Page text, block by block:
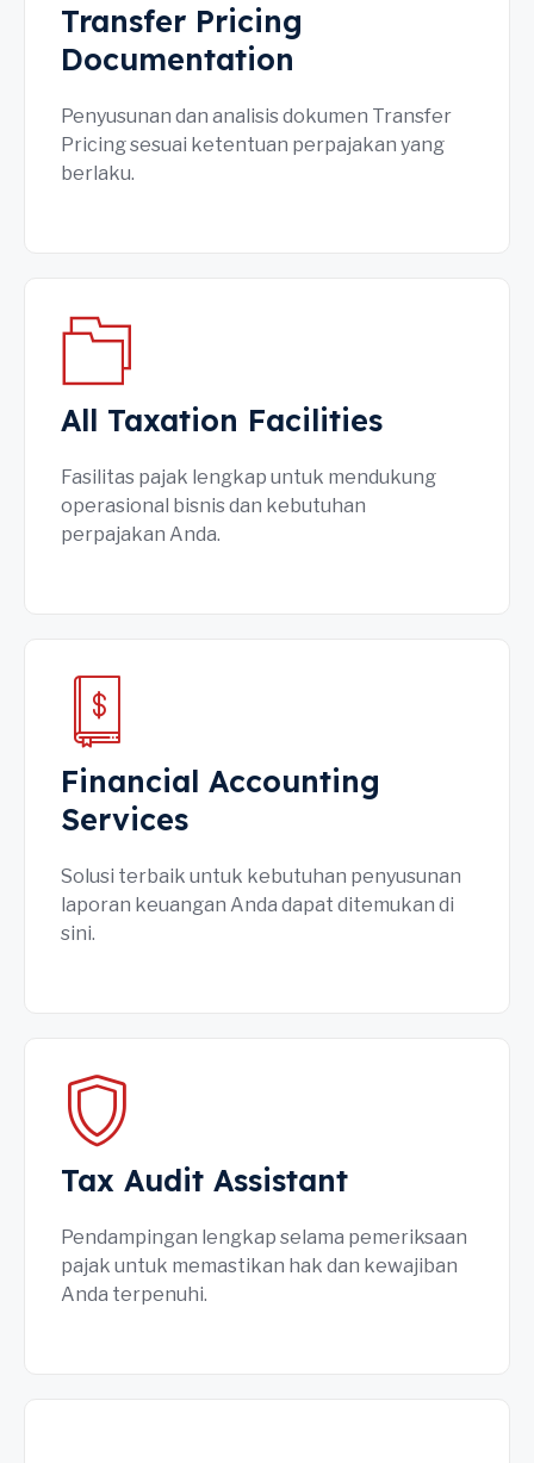
Transfer Pricing
Documentation
Penyusunan dan analisis dokumen Transfer
Pricing sesuai ketentuan perpajakan yang
berlaku.
All Taxation Facilities
Fasilitas pajak lengkap untuk mendukung
operasional bisnis dan kebutuhan
perpajakan Anda.
Financial Accounting
Services
Solusi terbaik untuk kebutuhan penyusunan
laporan keuangan Anda dapat ditemukan di
sini.
Tax Audit Assistant
Pendampingan lengkap selama pemeriksaan
pajak untuk memastikan hak dan kewajiban
Anda terpenuhi.